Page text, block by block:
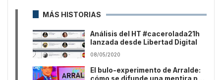
MÁS HISTORIAS
Análisis del HT #cacerolada21h
lanzada desde Libertad Digital
08/05/2020
El bulo-experimento de Arralde:
cómo se difunde una mentira por